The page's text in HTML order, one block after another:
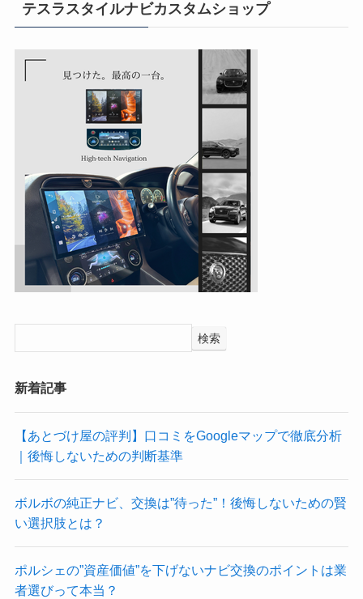
テスラスタイルナビカスタムショップ
検索
新着記事
【あとづけ屋の評判】口コミをGoogleマップで徹底分析
｜後悔しないための判断基準
ボルボの純正ナビ、交換は”待った”！後悔しないための賢
い選択肢とは？
ポルシェの”資産価値”を下げないナビ交換のポイントは業
者選びって本当？